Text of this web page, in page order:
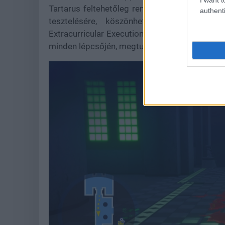
Tartarus feltehetőleg rengeteg titkot rejt,
tesztelésére, köszönhetően a
Extracurricular Execution Squad - a
minden lépcsőjén, megtudja, mi van odabent,